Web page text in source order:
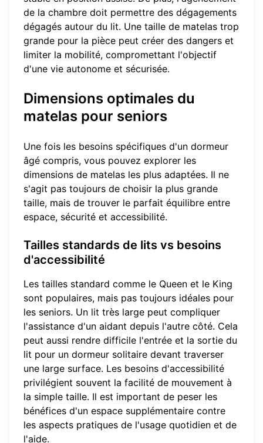
de la chambre doit permettre des dégagements
dégagés autour du lit. Une taille de matelas trop
grande pour la pièce peut créer des dangers et
limiter la mobilité, compromettant l'objectif
d'une vie autonome et sécurisée.
Dimensions optimales du
matelas pour seniors
Une fois les besoins spécifiques d'un dormeur
âgé compris, vous pouvez explorer les
dimensions de matelas les plus adaptées. Il ne
s'agit pas toujours de choisir la plus grande
taille, mais de trouver le parfait équilibre entre
espace, sécurité et accessibilité.
Tailles standards de lits vs besoins
d'accessibilité
Les tailles standard comme le Queen et le King
sont populaires, mais pas toujours idéales pour
les seniors. Un lit très large peut compliquer
l'assistance d'un aidant depuis l'autre côté. Cela
peut aussi rendre difficile l'entrée et la sortie du
lit pour un dormeur solitaire devant traverser
une large surface. Les besoins d'accessibilité
privilégient souvent la facilité de mouvement à
la simple taille. Il est important de peser les
bénéfices d'un espace supplémentaire contre
les aspects pratiques de l'usage quotidien et de
l'aide.